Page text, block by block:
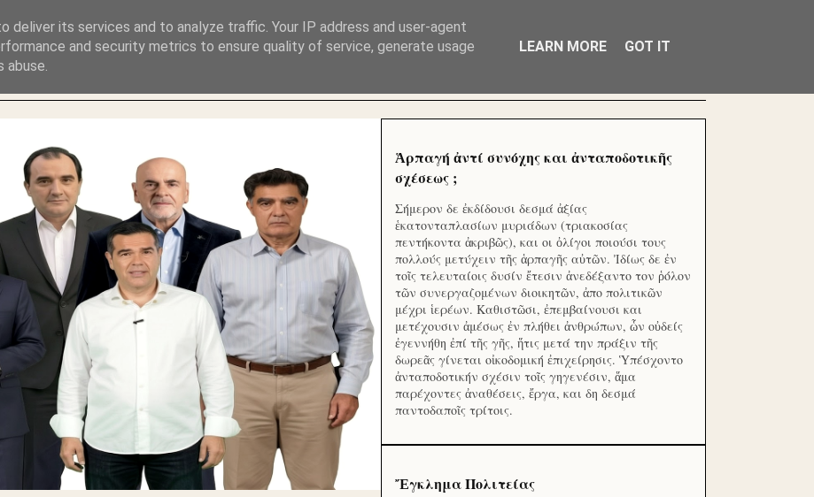
Ἁρπαγή ἀντί συνόχης και ἀνταποδοτικῆς
σχέσεως ;
Σήμερον δε ἐκδίδουσι δεσμά ἀξίας
ἑκατονταπλασίων μυριάδων (τριακοσίας
πεντήκοντα ἀκριβῶς), και οι ὀλίγοι ποιούσι τους
πολλούς μετύχειν τῆς ἁρπαγῆς αὐτῶν. Ἰδίως δε ἐν
τοῖς τελευταίοις δυσίν ἔτεσιν ἀνεδέξαντο τον ῥόλον
τῶν συνεργαζομένων διοικητῶν, ἀπο πολιτικῶν
μέχρι ἱερέων. Καθιστῶσι, ἐπεμβαίνουσι και
μετέχουσιν ἀμέσως ἐν πλήθει ἀνθρώπων, ὧν οὐδείς
ἐγεννήθη ἐπί τῆς γῆς, ἥτις μετά την πράξιν τῆς
δωρεᾶς γίνεται οἰκοδομική ἐπιχείρησις. Ὑπέσχοντο
ἀνταποδοτικήν σχέσιν τοῖς γηγενέσιν, ἅμα
παρέχοντες ἀναθέσεις, ἔργα, και δη δεσμά
παντοδαποῖς τρίτοις.
Ἔγκλημα Πολιτείας
deliver its services and to analyze traffic. Your IP address and user-agent
and security metrics to ensure quality of service, generate usage
abuse.
LEARN MORE GOT IT